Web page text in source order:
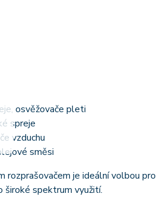
osvěžovače pleti
spreje
vzduchu
směsi
je ideální volbou
široké spektrum využití.